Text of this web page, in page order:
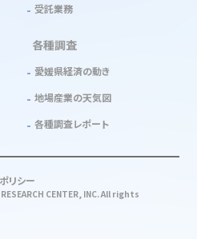
受託業務
各種調査
愛媛県経済の動き
地場産業の天気図
各種調査レポート
リシー
CENTER, INC. All rights